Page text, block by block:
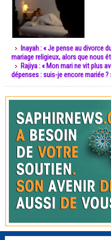
Inayah : « Je pense au divorce
mariage religieux, alors que nous
Rajiya : « Mon mari ne vit plus
dépenses : suis-je encore mariée ?